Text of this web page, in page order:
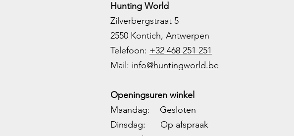
Hunting World
Zilverbergstraat 5
2550 Kontich, Antwerpen
Telefoon: +32 468 251 251
Mail: info@huntingworld.be
Openingsuren winkel
Maandag: Gesloten
Dinsdag: Op afspraak